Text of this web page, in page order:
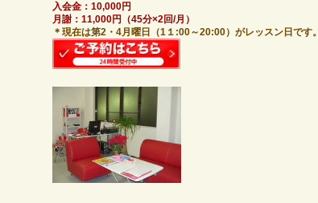
入会金：10,000円
月謝：11,000円（45分×2回/月）
＊現在は第2・4月曜日（1１:00～20:00）がレッスン日です。